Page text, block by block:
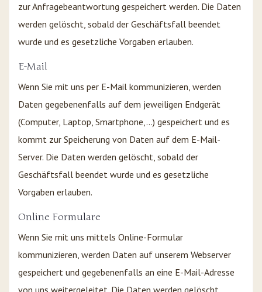
zur Anfragebeantwortung gespeichert werden. Die Daten
werden gelöscht, sobald der Geschäftsfall beendet
wurde und es gesetzliche Vorgaben erlauben.
E-Mail
Wenn Sie mit uns per E-Mail kommunizieren, werden
Daten gegebenenfalls auf dem jeweiligen Endgerät
(Computer, Laptop, Smartphone,…) gespeichert und es
kommt zur Speicherung von Daten auf dem E-Mail-
Server. Die Daten werden gelöscht, sobald der
Geschäftsfall beendet wurde und es gesetzliche
Vorgaben erlauben.
Online Formulare
Wenn Sie mit uns mittels Online-Formular
kommunizieren, werden Daten auf unserem Webserver
gespeichert und gegebenenfalls an eine E-Mail-Adresse